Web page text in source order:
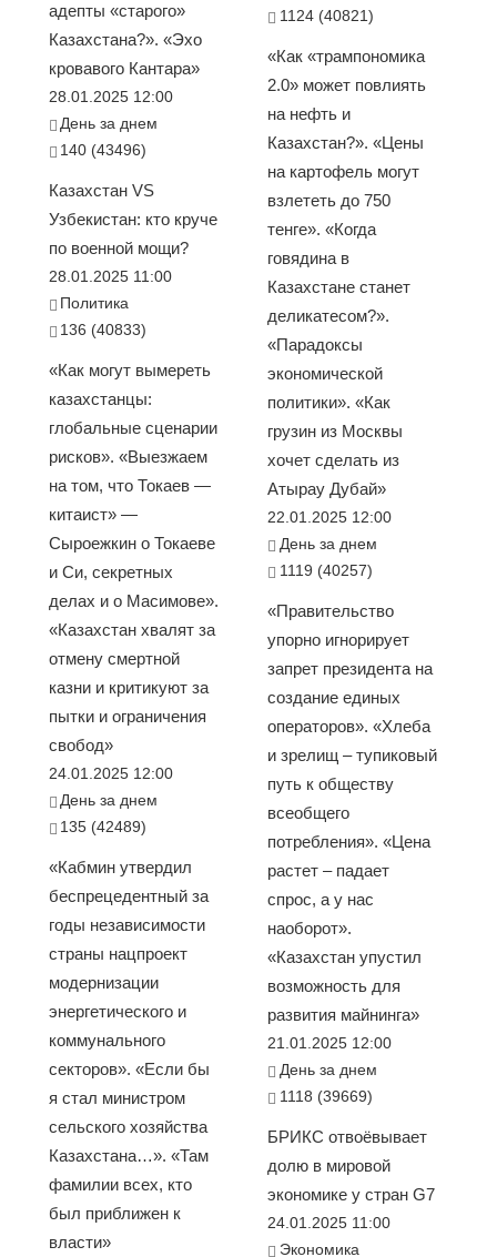
адепты «старого»
Казахстана?». «Эхо
кровавого Кантара»
28.01.2025 12:00
День за днем
140 (43496)
Казахстан VS
Узбекистан: кто круче
по военной мощи?
28.01.2025 11:00
Политика
136 (40833)
«Как могут вымереть
казахстанцы:
глобальные сценарии
рисков». «Выезжаем
на том, что Токаев —
китаист» —
Сыроежкин о Токаеве
и Си, секретных
делах и о Масимове».
«Казахстан хвалят за
отмену смертной
казни и критикуют за
пытки и ограничения
свобод»
24.01.2025 12:00
День за днем
135 (42489)
«Кабмин утвердил
беспрецедентный за
годы независимости
страны нацпроект
модернизации
энергетического и
коммунального
секторов». «Если бы
я стал министром
сельского хозяйства
Казахстана…». «Там
фамилии всех, кто
был приближен к
власти»
1124 (40821)
«Как «трампономика
2.0» может повлиять
на нефть и
Казахстан?». «Цены
на картофель могут
взлететь до 750
тенге». «Когда
говядина в
Казахстане станет
деликатесом?».
«Парадоксы
экономической
политики». «Как
грузин из Москвы
хочет сделать из
Атырау Дубай»
22.01.2025 12:00
День за днем
1119 (40257)
«Правительство
упорно игнорирует
запрет президента на
создание единых
операторов». «Хлеба
и зрелищ – тупиковый
путь к обществу
всеобщего
потребления». «Цена
растет – падает
спрос, а у нас
наоборот».
«Казахстан упустил
возможность для
развития майнинга»
21.01.2025 12:00
День за днем
1118 (39669)
БРИКС отвоёвывает
долю в мировой
экономике у стран G7
24.01.2025 11:00
Экономика